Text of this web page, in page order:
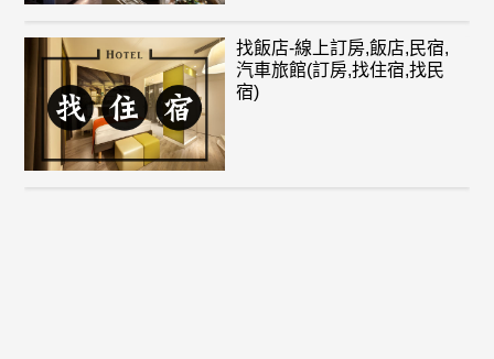
找飯店-線上訂房,飯店,民宿,
汽車旅館(訂房,找住宿,找民
宿)